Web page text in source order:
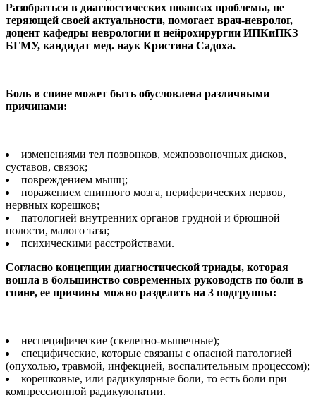
Разобраться в диагностических нюансах проблемы, не
теряющей своей актуальности, помогает врач-невролог,
доцент кафедры неврологии и нейрохирургии ИПКиПКЗ
БГМУ, кандидат мед. наук Кристина Садоха.
Боль в спине может быть обусловлена различными
причинами:
изменениями тел позвон­ков, межпозвоночных дисков,
суставов, связок;
повреждением мышц;
поражением спинного мозга, периферических нер­вов,
нервных корешков;
патологией внутренних органов грудной и брюшной
полости, малого таза;
психическими расстрой­ствами.
Согласно концепции диа­гностической триады, которая
вошла в большинство совре­менных руководств по боли в
спине, ее причины можно раз­делить на 3 подгруппы:
неспецифические (скелет­но-мышечные);
специфические, которые связаны с опасной патологи­ей
(опухолью, травмой, инфек­цией, воспалительным про­цессом);
корешковые, или ради­кулярные боли, то есть боли при
компрессионной радику­лопатии.